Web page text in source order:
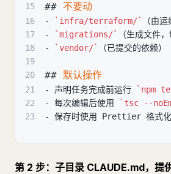
15
## 不要动
16 - `infra/terraform/`
（由
17
- `migrations/`
（生成文件
18
- `vendor/`
（已提交的依赖）
19
20
## 默认操作
21 - 声明任务完成前运行
`npm
22
- 每次编辑后使用 `tsc --
23
- 保存时使用 Prettier 格式化
第 2 步：子目录 CLAUDE.md，提